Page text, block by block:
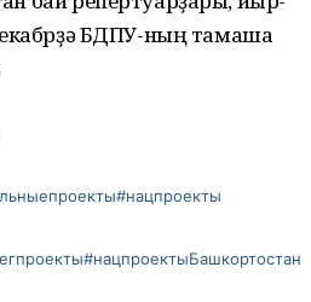
БДПУ-ның тамаша
#нацпроекты
#нацпроектыБашкортостан